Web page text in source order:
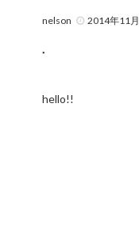
nelson 2014年11
.
hello!!